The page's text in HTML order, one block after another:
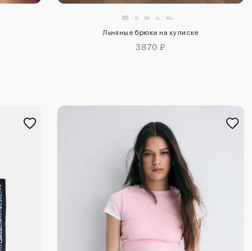
XS S M L XL
Льняные брюки на кулиске
3870 ₽